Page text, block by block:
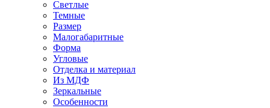
Светлые
Темные
Размер
Малогабаритные
Форма
Угловые
Отделка и материал
Из МДФ
Зеркальные
Особенности